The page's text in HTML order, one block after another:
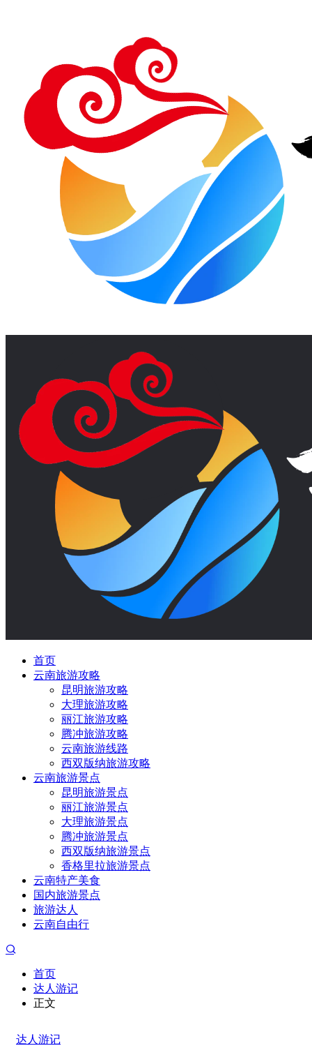
首页
云南旅游攻略
昆明旅游攻略
大理旅游攻略
丽江旅游攻略
腾冲旅游攻略
云南旅游线路
西双版纳旅游攻略
云南旅游景点
昆明旅游景点
丽江旅游景点
大理旅游景点
腾冲旅游景点
西双版纳旅游景点
香格里拉旅游景点
云南特产美食
国内旅游景点
旅游达人
云南自由行
首页
达人游记
正文
达人游记